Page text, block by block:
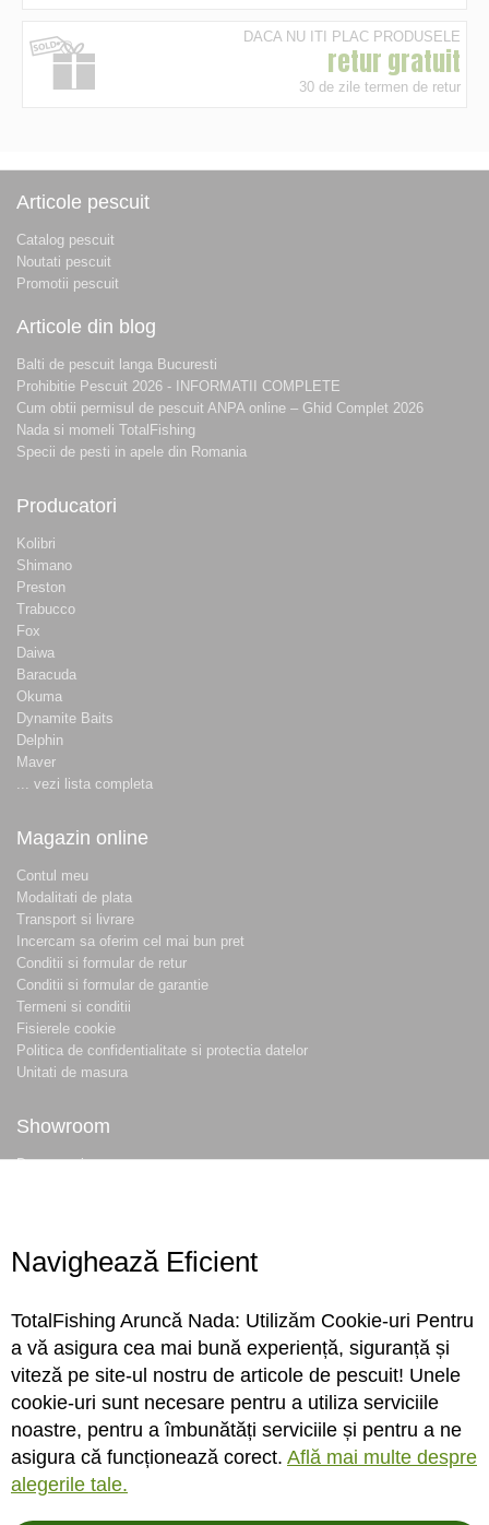
DACA NU ITI PLAC PRODUSELE
retur gratuit
30 de zile termen de retur
Articole pescuit
Catalog pescuit
Noutati pescuit
Promotii pescuit
Articole din blog
Balti de pescuit langa Bucuresti
Prohibitie Pescuit 2026 - INFORMATII COMPLETE
Cum obtii permisul de pescuit ANPA online – Ghid Complet 2026
Nada si momeli TotalFishing
Specii de pesti in apele din Romania
Producatori
Kolibri
Shimano
Preston
Trabucco
Fox
Daiwa
Baracuda
Okuma
Dynamite Baits
Delphin
Maver
... vezi lista completa
Magazin online
Contul meu
Modalitati de plata
Transport si livrare
Incercam sa oferim cel mai bun pret
Conditii si formular de retur
Conditii si formular de garantie
Termeni si conditii
Fisierele cookie
Politica de confidentialitate si protectia datelor
Unitati de masura
Showroom
Despre noi
Conecteaza-te
Sa ne cunoastem mai bine. Vino alaturi de noi pe reteaua ta preferata. Te
asteptam cu stiri, surprize, concursuri, premii ...
Navighează Eficient
TotalFishing Aruncă Nada: Utilizăm Cookie-uri Pentru
a vă asigura cea mai bună experiență, siguranță și
viteză pe site-ul nostru de articole de pescuit! Unele
cookie-uri sunt necesare pentru a utiliza serviciile
noastre, pentru a îmbunătăți serviciile și pentru a ne
asigura că funcționează corect. Află mai multe despre
alegerile tale.